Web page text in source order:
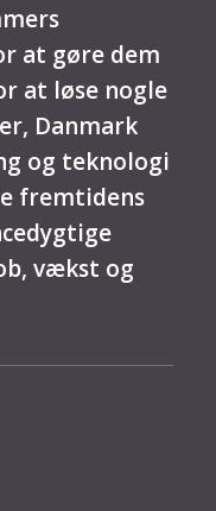
at gøre dem
at løse nogle
Danmark
og teknologi
fremtidens
vækst og